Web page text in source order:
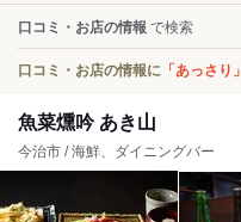
口コミ・お店の情報 で検索
口コミ・お店の情報に 「あっさり」
魚菜燻吟 あき山
今治市 / 海鮮、ダイニングバー